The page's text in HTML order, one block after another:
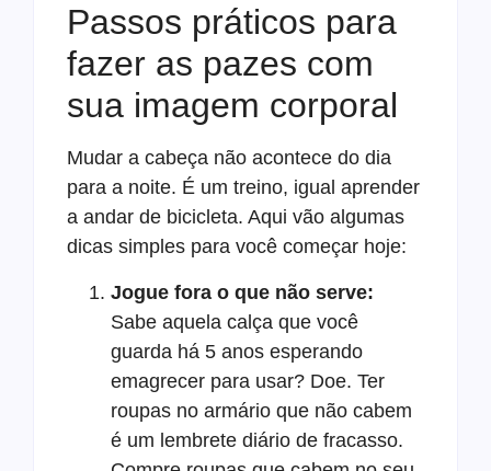
Passos práticos para
fazer as pazes com
sua imagem corporal
Mudar a cabeça não acontece do dia
para a noite. É um treino, igual aprender
a andar de bicicleta. Aqui vão algumas
dicas simples para você começar hoje:
Jogue fora o que não serve:
Sabe aquela calça que você
guarda há 5 anos esperando
emagrecer para usar? Doe. Ter
roupas no armário que não cabem
é um lembrete diário de fracasso.